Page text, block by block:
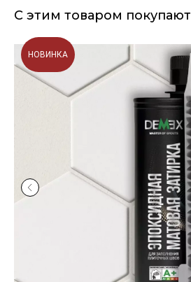
С этим товаром покупают
НОВИНКА